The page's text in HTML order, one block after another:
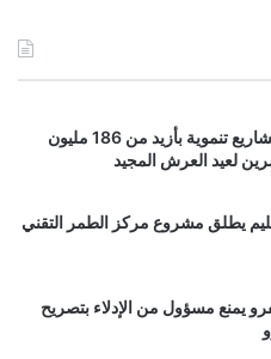
عامل إقليم صفرو يطلق ويدشن مشاريع تنموية بأزيد من 186 مليون
لعيد العرش المجيد
يطلق مشروع مركز الطمر التقني
يمنع مسؤول من الإدلاء بتصريح